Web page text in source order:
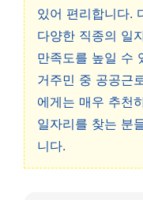
있어 편리합니다.
다양한 직종의 일
만족도를 높일 수
거주민 중 공공근
에게는 매우 추천
일자리를 찾는 분
니다.